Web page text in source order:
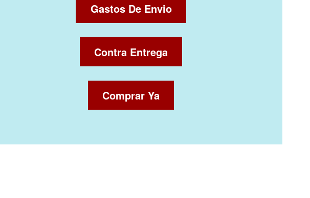
Gastos De Envio
Contra Entrega
Comprar Ya